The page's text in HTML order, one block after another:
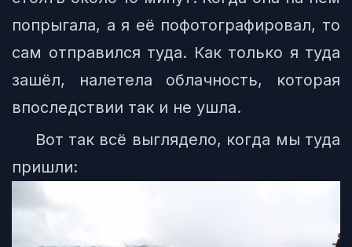
попрыгала, а я её пофотографировал, то
сам отправился туда. Как только я туда
зашёл, налетела облачность, которая
впоследствии так и не ушла.
Вот так всё выглядело, когда мы туда
пришли: